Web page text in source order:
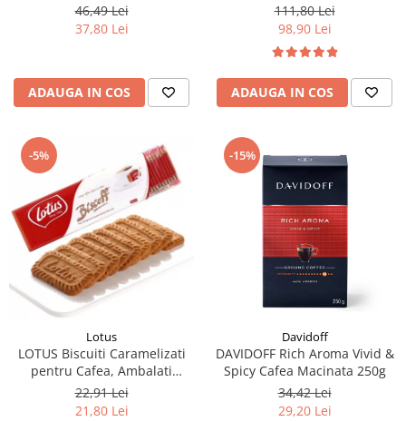
46,49 Lei
37,80 Lei
ADAUGA IN COS
111,80 Lei
98,90 Lei
ADAUGA IN COS
-5%
Lotus
LOTUS Biscuiti Caramelizati
pentru Cafea, Ambalati
Individual 50buc 312.5g
22,91 Lei
21,80 Lei
-15%
Davidoff
DAVIDOFF Rich Aroma Vivid &
Spicy Cafea Macinata 250g
34,42 Lei
29,20 Lei